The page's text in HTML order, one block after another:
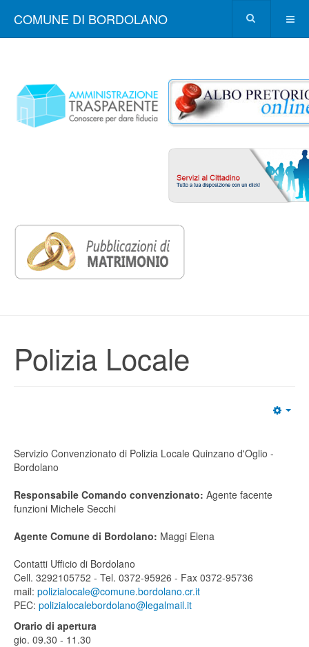
COMUNE DI BORDOLANO
Polizia Locale
Servizio Convenzionato di Polizia Locale Quinzano d'Oglio -
Bordolano
Responsabile Comando convenzionato: Agente facente
funzioni Michele Secchi
Agente Comune di Bordolano: Maggi Elena
Contatti Ufficio di Bordolano
Cell. 3292105752 - Tel. 0372-95926 - Fax 0372-95736
mail: polizialocale@comune.bordolano.cr.it
PEC: polizialocalebordolano@legalmail.it
Orario di apertura
gio. 09.30 - 11.30